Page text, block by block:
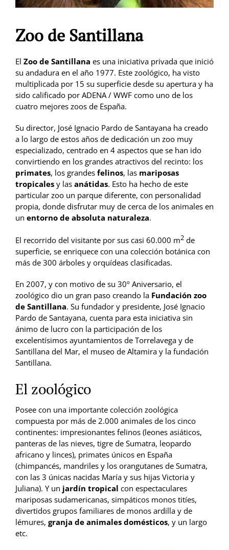
Zoo de Santillana
El Zoo de Santillana es una iniciativa privada que inició
su andadura en el año 1977. Este zoológico, ha visto
multiplicada por 15 su superficie desde su apertura y ha
sido calificado por ADENA / WWF como uno de los
cuatro mejores zoos de España.
Su director, José Ignacio Pardo de Santayana ha creado
a lo largo de estos años de dedicación un zoo muy
especializado, centrado en 4 aspectos que se han ido
convirtiendo en los grandes atractivos del recinto: los
primates, los grandes felinos, las mariposas
tropicalesy las anátidas. Esto ha hecho de este
particular zoo un parque diferente, con personalidad
propia, donde disfrutar muy de cerca de los animales en
un entorno de absoluta naturaleza.
El recorrido del visitante por sus casi 60.000 m2de
superficie, se enriquece con una colección botánica con
más de 300 árboles y orquídeas clasificadas.
En 2007, y con motivo de su 30º Aniversario, el
zoológico dio un gran paso creando la Fundación zoo
de Santillana. Su fundador y presidente, José Ignacio
Pardo de Santayana, cuenta para esta iniciativa sin
ánimo de lucro con la participación de los
excelentísimos ayuntamientos de Torrelavega y de
Santillana del Mar, el museo de Altamira y la fundación
Santillana.
El zoológico
Posee con una importante colección zoológica
compuesta por más de 2.000 animales de los cinco
continentes: impresionantes felinos (leones asiáticos,
panteras de las nieves, tigre de Sumatra, leopardo
africano y linces), primates únicos en España
(chimpancés, mandriles y los orangutanes de Sumatra,
con las 3 únicas nacidas María y sus hijas Victoria y
Juliana). Y un jardín tropical con espectaculares
mariposas sudamericanas, simpáticos monos titíes,
divertidos grupos familiares de monos ardilla y de
lémures, granja de animales domésticos, y un largo
etc.